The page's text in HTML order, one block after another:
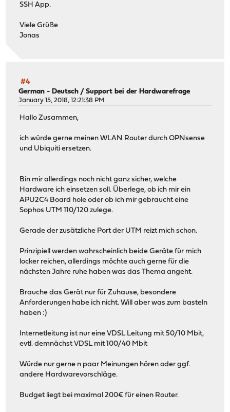
SSH App.
Viele Grüße
Jonas
#4
German - Deutsch /Support bei der Hardwarefrage
January 15, 2018, 12:21:38 PM
Hallo Zusammen,
ich würde gerne meinen WLAN Router durch OPNsense
und Ubiquiti ersetzen.
Bin mir allerdings noch nicht ganz sicher, welche
Hardware ich einsetzen soll. Überlege, ob ich mir ein
APU2C4 Board hole oder ob ich mir gebraucht eine
Sophos UTM 110/120 zulege.
Gerade der zusätzliche Port der UTM reizt mich schon.
Prinzipiell werden wahrscheinlich beide Geräte für mich
locker reichen, allerdings möchte auch gerne für die
nächsten Jahre ruhe haben was das Thema angeht.
Brauche das Gerät nur für Zuhause, besondere
Anforderungen habe ich nicht. Will aber was zum basteln
haben :)
Internetleitung ist nur eine VDSL Leitung mit 50/10 Mbit,
evtl. demnächst VDSL mit 100/40 Mbit
Würde nur gerne n paar Meinungen hören oder ggf.
andere Hardwarevorschläge.
Budget liegt bei maximal 200€ für einen Router.